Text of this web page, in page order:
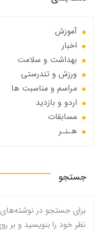
آموزش
اخبار
بهداشت و سلامت
ورزش و تندرستی
مراسم و مناسبت ها
اردو و بازدید
مسابقات
هـنـر
جستجو
برای جستجو در
نظر خود را بنویسید و بر